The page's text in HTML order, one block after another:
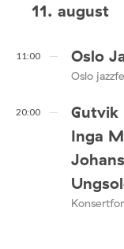
11. august
11:00 Oslo
Oslo
20:00
Inga